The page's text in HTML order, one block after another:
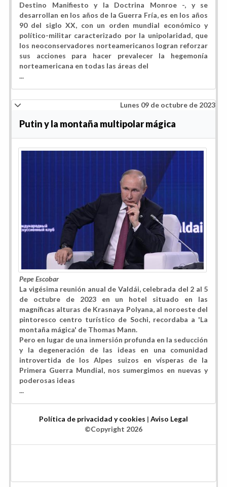
Destino Manifiesto y la Doctrina Monroe -, y se
desarrollan en los años de la Guerra Fría, es en los años
90 del siglo XX, con un orden mundial económico y
político-militar caracterizado por la unipolaridad, que
los neoconservadores norteamericanos logran reforzar
sus acciones para hacer prevalecer la hegemonía
norteamericana en todas las áreas del
...
Lunes 09 de octubre de 2023
Putin y la montaña multipolar mágica
Pepe Escobar
La vigésima reunión anual de Valdái, celebrada del 2 al 5
de octubre de 2023 en un hotel situado en las
magníficas alturas de Krasnaya Polyana, al noroeste del
pintoresco centro turístico de Sochi, recordaba a 'La
montaña mágica' de Thomas Mann.
Pero en lugar de una inmersión profunda en la seducción
y la degeneración de las ideas en una comunidad
introvertida de los Alpes suizos en vísperas de la
Primera Guerra Mundial, nos sumergimos en nuevas y
poderosas ideas
...
Política de privacidad y cookies | Aviso Legal
©Copyright 2026